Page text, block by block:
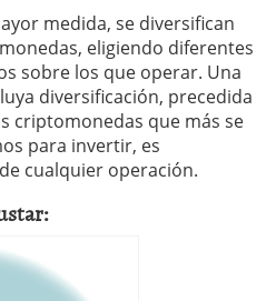
medida, se diversifican
eligiendo diferentes
sobre los que operar. Una
diversificación, precedida
criptomonedas que más se
para invertir, es
cualquier operación.